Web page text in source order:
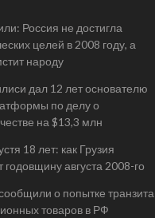
Россия не достигла
целей в 2008 году, а
народу
дал 12 лет основателю
по делу о
на $13,3 млн
18 лет: как Грузия
годовщину августа 2008-го
о попытке транзита
товаров в РФ